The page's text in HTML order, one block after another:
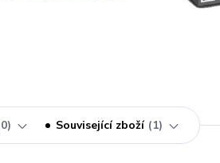
0 Související zboží 1